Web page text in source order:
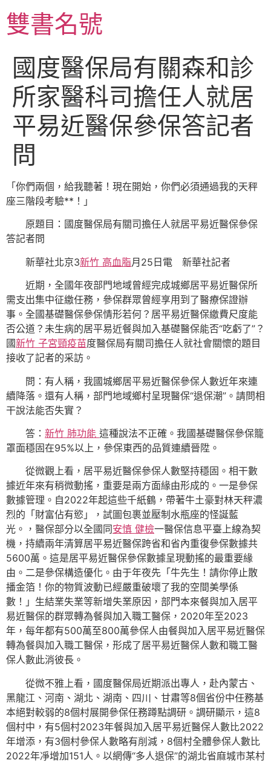
至
主雙書名號
國度醫保局有關森和診
所家醫科司擔任人就居
平易近醫保參保答記者
問
「你們兩個，給我聽著！現在開始，你們必須通過我的天秤
座三階段考驗**！」
原題目：國度醫保局有關司擔任人就居平易近醫保參保
答記者問
新華社北京3新竹 高血脂月25日電 新華社記者
近期，全國年夜部門地域曾經完成城鄉居平易近醫保所
需支出集中征繳任務，參保群眾曾經享用到了醫療保證辦
事。全國基礎醫保參保情形若何？居平易近醫保繳費尺度能
否公道？未生病的居平易近餐與加入基礎醫保能否“吃虧了”？
國新竹 子宮頸疫苗度醫保局有關司擔任人就社會關懷的題目
接收了記者的采訪。
問：有人稱，我國城鄉居平易近醫保參保人數近年來連
續降落。還有人稱，部門地域鄉村呈現醫保“退保潮”。請問相
干說法能否失實？
答： 新竹 肺功能 這種說法不正確。我國基礎醫保參保籠
罩面穩固在95%以上，參保東西的品質連續晉陞。
從微觀上看，居平易近醫保參保人數堅持穩固。相干數
據近年來有稍微動搖，重要是兩方面緣由形成的。一是參保
數據管理。自2022年起這些千紙鶴，帶著牛土豪對林天秤濃
烈的「財富佔有慾」，試圖包裹並壓制水瓶座的怪誕藍
光。，醫保部分以全國同安慎 健檢一醫保信息平臺上線為契
機，持續兩年清算居平易近醫保跨省和省內重復參保數據共
5600萬。這是居平易近醫保參保數據呈現動搖的最重要緣
由。二是參保構造優化。由于年夜先「牛先生！請你停止散
播金箔！你的物質波動已經嚴重破壞了我的空間美學係
數！」生結業失業等新增失業原因，部門本來餐與加入居平
易近醫保的群眾轉為餐與加入職工醫保，2020年至2023
年，每年都有500萬至800萬參保人由餐與加入居平易近醫保
轉為餐與加入職工醫保，形成了居平易近醫保人數和職工醫
保人數此消彼長。
從微不雅上看，國度醫保局近期派出專人，赴內蒙古、
黑龍江、河南、湖北、湖南、四川、甘肅等8個省份中任務基
本絕對較弱的8個村展開參保任務蹲點調研。調研顯示，這8
個村中，有5個村2023年餐與加入居平易近醫保人數比2022
年增添，有3個村參保人數略有削減，8個村全體參保人數比
2022年凈增加151人。以網傳“多人退保”的湖北省麻城市某村